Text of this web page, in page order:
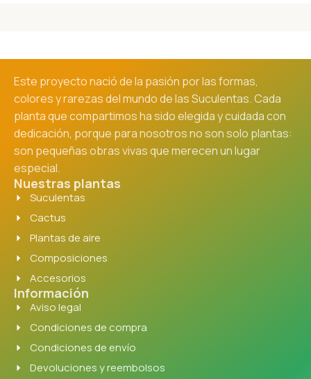
Este proyecto nació de la pasión por las formas,
colores y rarezas del mundo de las Suculentas. Cada
planta que compartimos ha sido elegida y cuidada con
dedicación, porque para nosotros no son solo plantas:
son pequeñas obras vivas que merecen un lugar
especial.
Nuestras plantas
Suculentas
Cactus
Plantas de aire
Composiciones
Accesorios
Información
Aviso legal
Condiciones de compra
Condiciones de envío
Devoluciones y reembolsos